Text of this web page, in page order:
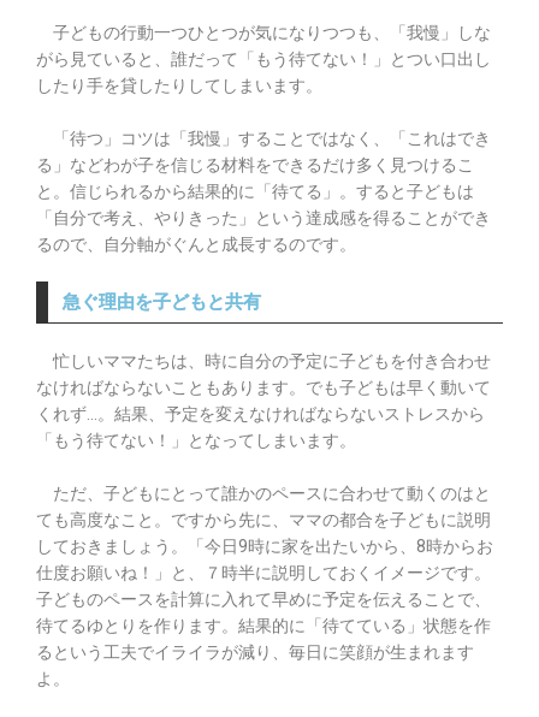
子どもの行動一つひとつが気になりつつも、「我慢」しな
がら見ていると、誰だって「もう待てない！」とつい口出し
したり手を貸したりしてしまいます。
「待つ」コツは「我慢」することではなく、「これはでき
る」などわが子を信じる材料をできるだけ多く見つけるこ
と。信じられるから結果的に「待てる」。すると子どもは
「自分で考え、やりきった」という達成感を得ることができ
るので、自分軸がぐんと成長するのです。
急ぐ理由を子どもと共有
忙しいママたちは、時に自分の予定に子どもを付き合わせ
なければならないこともあります。でも子どもは早く動いて
くれず…。結果、予定を変えなければならないストレスから
「もう待てない！」となってしまいます。
ただ、子どもにとって誰かのペースに合わせて動くのはと
ても高度なこと。ですから先に、ママの都合を子どもに説明
しておきましょう。「今日9時に家を出たいから、8時からお
仕度お願いね！」と、７時半に説明しておくイメージです。
子どものペースを計算に入れて早めに予定を伝えることで、
待てるゆとりを作ります。結果的に「待てている」状態を作
るという工夫でイライラが減り、毎日に笑顔が生まれます
よ。